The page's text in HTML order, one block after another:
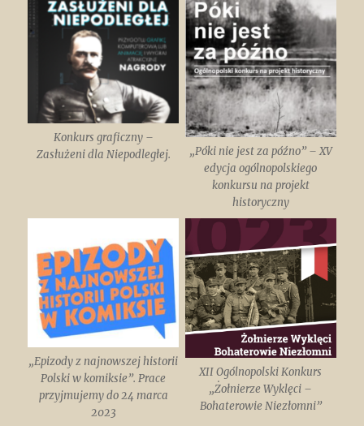
Konkurs graficzny –
Zasłużeni dla Niepodległej.
„Póki nie jest za późno” – XV
edycja ogólnopolskiego
konkursu na projekt
historyczny
„Epizody z najnowszej historii
Polski w komiksie”. Prace
przyjmujemy do 24 marca
2023
XII Ogólnopolski Konkurs
„Żołnierze Wyklęci –
Bohaterowie Niezłomni”